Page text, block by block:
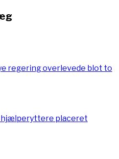
regering overlevede blot to
hjælperyttere placeret